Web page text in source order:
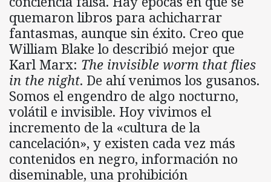
quemaron libros para achicharrar
fantasmas, aunque sin éxito. Creo que
William Blake lo describió mejor que
Karl Marx: The invisible worm that flies
in the night. De ahí venimos los gusanos.
Somos el engendro de algo nocturno,
volátil e invisible. Hoy vivimos el
incremento de la «cultura de la
cancelación», y existen cada vez más
contenidos en negro, información no
diseminable, una prohibición